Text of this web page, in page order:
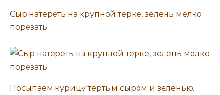
Сыр натереть на крупной терке, зелень мелко
порезать.
Посыпаем курицу тертым сыром и зеленью.